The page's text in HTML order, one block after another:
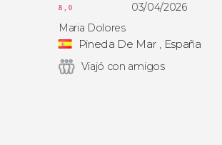
8,0
03/04/2026
Maria Dolores
Pineda De Mar , España
Viajó con amigos